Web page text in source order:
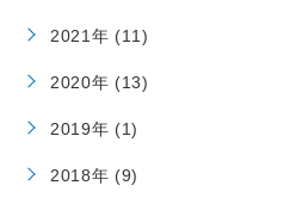
2021年 (11)
2020年 (13)
2019年 (1)
2018年 (9)